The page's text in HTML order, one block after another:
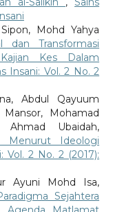
Mohd Yahya
dan Transformasi
Kes Dalam
Insani: Vol. 2 No. 2
Abdul Qayuum
Mohamad
Ubaidah,
Menurut Ideologi
Vol. 2 No. 2 (2017):
Ayuni Mohd Isa,
Sejahtera